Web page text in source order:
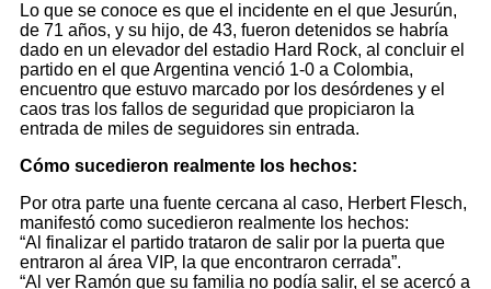
Lo que se conoce es que el incidente en el que Jesurún,
de 71 años, y su hijo, de 43, fueron detenidos se habría
dado en un elevador del estadio Hard Rock, al concluir el
partido en el que Argentina venció 1-0 a Colombia,
encuentro que estuvo marcado por los desórdenes y el
caos tras los fallos de seguridad que propiciaron la
entrada de miles de seguidores sin entrada.
Cómo sucedieron realmente los hechos:
Por otra parte una fuente cercana al caso, Herbert Flesch,
manifestó como sucedieron realmente los hechos:
“Al finalizar el partido trataron de salir por la puerta que
entraron al área VIP, la que encontraron cerrada”.
“Al ver Ramón que su familia no podía salir, el se acercó a